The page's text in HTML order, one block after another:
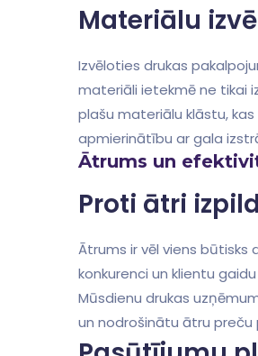
Materiālu
Izvēloties drukas
materiāli ⁢ietekmē ne ⁢tikai
plašu materiālu klāstu,
apmierinātību ar gala
Ātrums un
Proti ātri
Ātrums ir vēl viens būtisks
konkurenci un klientu
Mūsdienu drukas
un nodrošinātu ātru preču